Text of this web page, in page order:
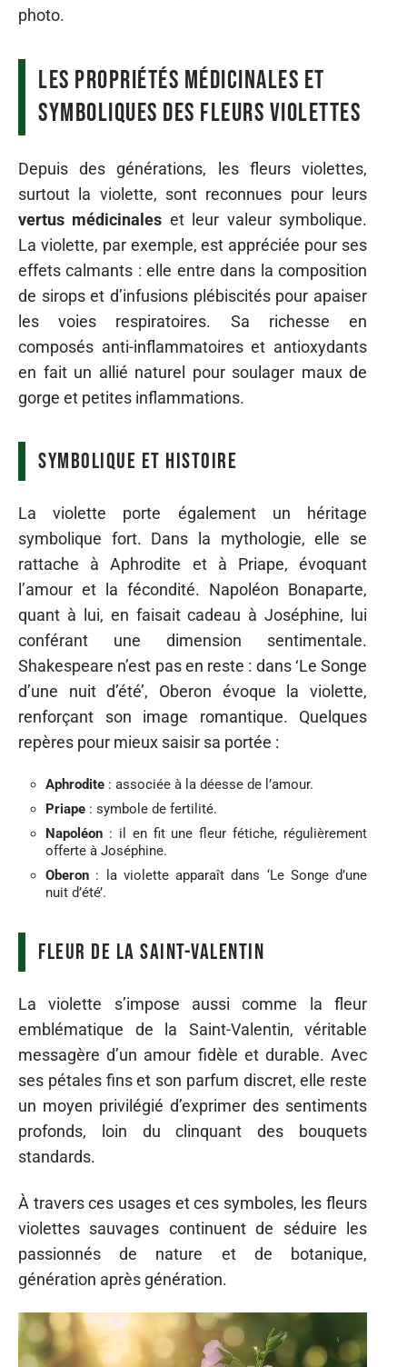
photo.
Les propriétés médicinales et
symboliques des fleurs violettes
Depuis des générations, les fleurs violettes,
surtout la violette, sont reconnues pour leurs
vertus médicinales et leur valeur symbolique.
La violette, par exemple, est appréciée pour ses
effets calmants : elle entre dans la composition
de sirops et d’infusions plébiscités pour apaiser
les voies respiratoires. Sa richesse en
composés anti-inflammatoires et antioxydants
en fait un allié naturel pour soulager maux de
gorge et petites inflammations.
Symbolique et histoire
La violette porte également un héritage
symbolique fort. Dans la mythologie, elle se
rattache à Aphrodite et à Priape, évoquant
l’amour et la fécondité. Napoléon Bonaparte,
quant à lui, en faisait cadeau à Joséphine, lui
conférant une dimension sentimentale.
Shakespeare n’est pas en reste : dans ‘Le Songe
d’une nuit d’été’, Oberon évoque la violette,
renforçant son image romantique. Quelques
repères pour mieux saisir sa portée :
Aphrodite : associée à la déesse de l’amour.
Priape : symbole de fertilité.
Napoléon : il en fit une fleur fétiche, régulièrement
offerte à Joséphine.
Oberon : la violette apparaît dans ‘Le Songe d’une
nuit d’été’.
Fleur de la Saint-Valentin
La violette s’impose aussi comme la fleur
emblématique de la Saint-Valentin, véritable
messagère d’un amour fidèle et durable. Avec
ses pétales fins et son parfum discret, elle reste
un moyen privilégié d’exprimer des sentiments
profonds, loin du clinquant des bouquets
standards.
À travers ces usages et ces symboles, les fleurs
violettes sauvages continuent de séduire les
passionnés de nature et de botanique,
génération après génération.